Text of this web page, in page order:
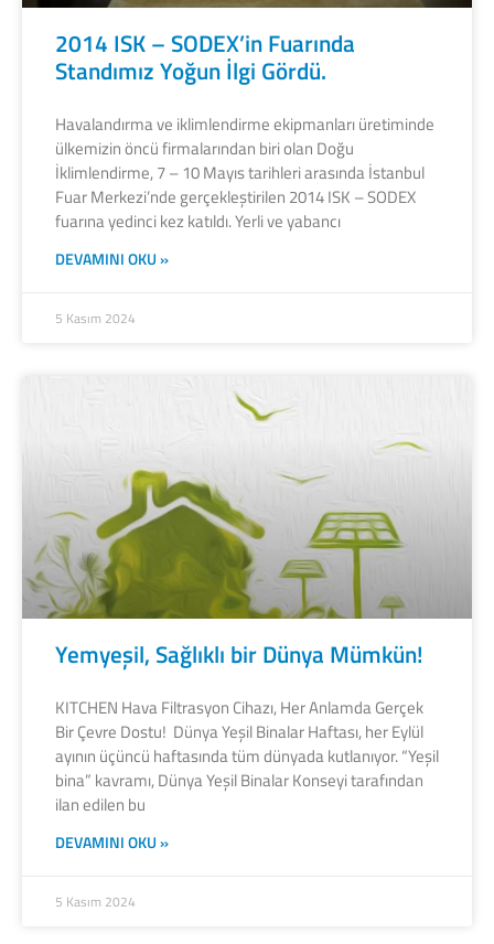
2014 ISK – SODEX’in Fuarında
Standımız Yoğun İlgi Gördü.
Havalandırma ve iklimlendirme ekipmanları üretiminde
ülkemizin öncü firmalarından biri olan Doğu
İklimlendirme, 7 – 10 Mayıs tarihleri arasında İstanbul
Fuar Merkezi’nde gerçekleştirilen 2014 ISK – SODEX
fuarına yedinci kez katıldı. Yerli ve yabancı
DEVAMINI OKU »
5 Kasım 2024
Yemyeşil, Sağlıklı bir Dünya Mümkün!
KITCHEN Hava Filtrasyon Cihazı, Her Anlamda Gerçek
Bir Çevre Dostu! Dünya Yeşil Binalar Haftası, her Eylül
ayının üçüncü haftasında tüm dünyada kutlanıyor. “Yeşil
bina” kavramı, Dünya Yeşil Binalar Konseyi tarafından
ilan edilen bu
DEVAMINI OKU »
5 Kasım 2024